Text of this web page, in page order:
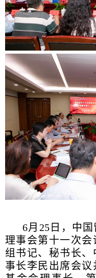
6月25日，中
理事会第十一次
组书记、秘书长
事长李民出席会